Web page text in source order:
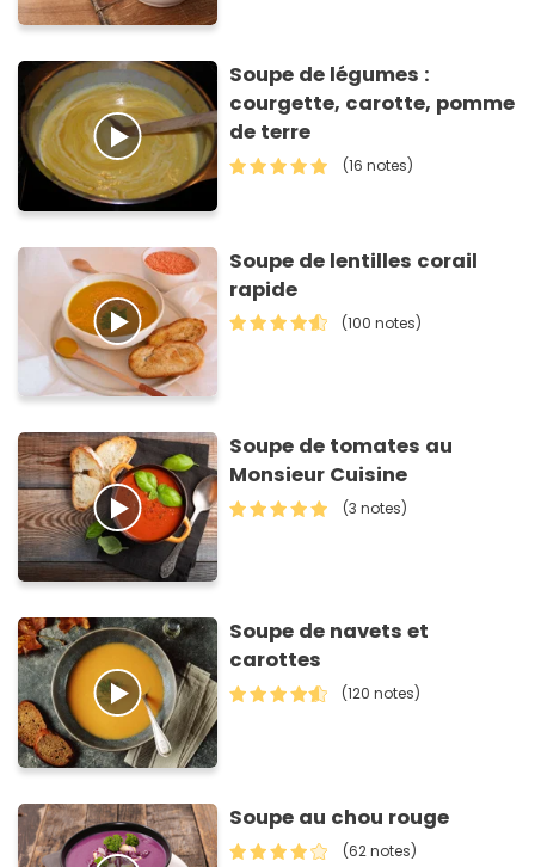
Soupe de légumes :
courgette, carotte, pomme
de terre
(16 notes)
Soupe de lentilles corail
rapide
(100 notes)
Soupe de tomates au
Monsieur Cuisine
(3 notes)
Soupe de navets et
carottes
(120 notes)
Soupe au chou rouge
(62 notes)